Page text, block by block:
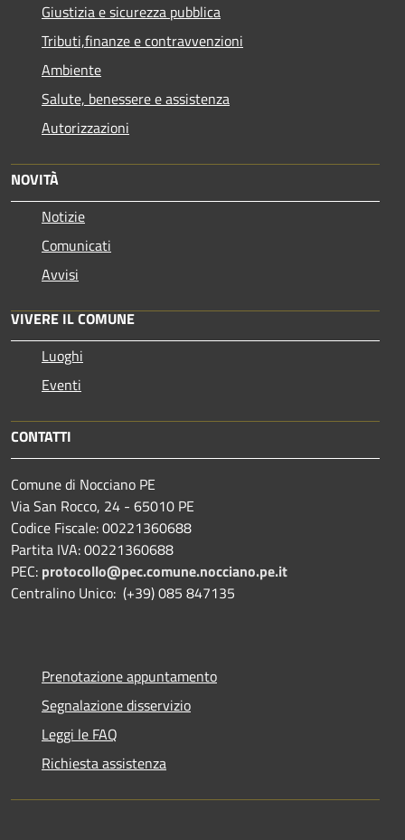
Giustizia e sicurezza pubblica
Tributi,finanze e contravvenzioni
Ambiente
Salute, benessere e assistenza
Autorizzazioni
NOVITÀ
Notizie
Comunicati
Avvisi
VIVERE IL COMUNE
Luoghi
Eventi
CONTATTI
Comune di Nocciano PE
Via San Rocco, 24 - 65010 PE
Codice Fiscale: 00221360688
Partita IVA: 00221360688
PEC: protocollo@pec.comune.nocciano.pe.it
Centralino Unico: (+39) 085 847135
Prenotazione appuntamento
Segnalazione disservizio
Leggi le FAQ
Richiesta assistenza